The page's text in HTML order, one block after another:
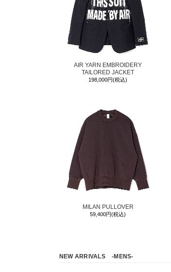
AIR YARN EMBROIDERY
TAILORED JACKET
198,000円(税込)
MILAN PULLOVER
59,400円(税込)
NEW ARRIVALS -MENS-